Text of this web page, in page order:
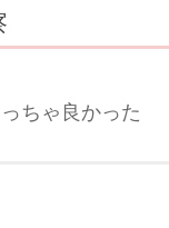
ちゃ良かった